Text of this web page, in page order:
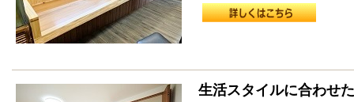
生活スタイルに合わせ